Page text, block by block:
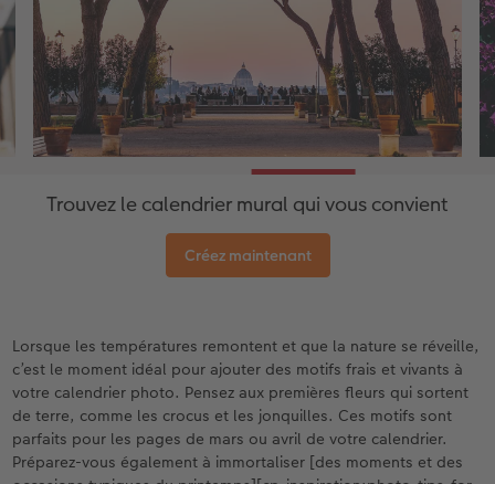
Trouvez le calendrier mural qui vous convient
Créez maintenant
Lorsque les températures remontent et que la nature se réveille,
c’est le moment idéal pour ajouter des motifs frais et vivants à
votre calendrier photo. Pensez aux premières fleurs qui sortent
de terre, comme les crocus et les jonquilles. Ces motifs sont
parfaits pour les pages de mars ou avril de votre calendrier.
Préparez-vous également à immortaliser [des moments et des